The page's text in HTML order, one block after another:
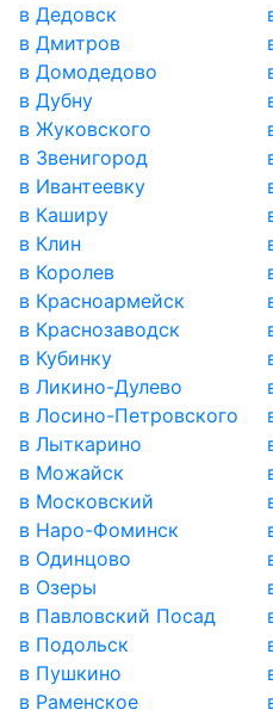
в Дедовск
в Дмитров
в Домодедово
в Дубну
в Жуковского
в Звенигород
в Ивантеевку
в Каширу
в Клин
в Королев
в Красноармейск
в Краснозаводск
в Кубинку
в Ликино-Дулево
в Лосино-Петровского
в Лыткарино
в Можайск
в Московский
в Наро-Фоминск
в Одинцово
в Озеры
в Павловский Посад
в Подольск
в Пушкино
в Раменское